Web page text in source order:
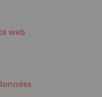
web